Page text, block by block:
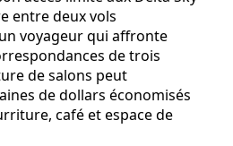
entre deux vols
voyageur qui affronte
de trois
de salons peut
de dollars économisés
café et espace de